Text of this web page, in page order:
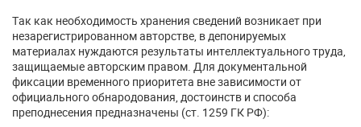
Так как необходимость хранения сведений возникает при
незарегистрированном авторстве, в депонируемых
материалах нуждаются результаты интеллектуального труда,
защищаемые авторским правом. Для документальной
фиксации временного приоритета вне зависимости от
официального обнародования, достоинств и способа
преподнесения предназначены (ст. 1259 ГК РФ):